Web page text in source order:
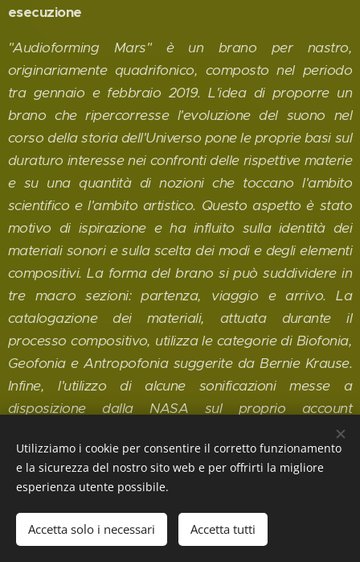
esecuzione
"Audioforming Mars" è un brano per nastro,
originariamente quadrifonico, composto nel periodo
tra gennaio e febbraio 2019. L'idea di proporre un
brano che ripercorresse l'evoluzione del suono nel
corso della storia dell'Universo pone le proprie basi sul
duraturo interesse nei confronti delle rispettive materie
e su una quantità di nozioni che toccano l'ambito
scientifico e l'ambito artistico. Questo aspetto è stato
motivo di ispirazione e ha influito sulla identità dei
materiali sonori e sulla scelta dei modi e degli elementi
compositivi. La forma del brano si può suddividere in
tre macro sezioni: partenza, viaggio e arrivo. La
catalogazione dei materiali, attuata durante il
processo compositivo, utilizza le categorie di Biofonia,
Geofonia e Antropofonia suggerite da Bernie Krause.
Infine, l'utilizzo di alcune sonificazioni messe a
disposizione dalla NASA sul proprio account
SoundCloud è stato di fondamentale importanza nella
realizzazione di alcune sezioni del brano. La vastità e
la molteplicità degli elementi in gioco ha permesso di
muoversi agevolmente nell'immaginare le diverse
situazioni musicali, nel trovare numerosi nuovi spunti
ed individuarne l'evoluzione.
Utilizziamo i cookie per consentire il corretto funzionamento
e la sicurezza del nostro sito web e per offrirti la migliore
esperienza utente possibile.
Accetta solo i necessari Accetta tutti